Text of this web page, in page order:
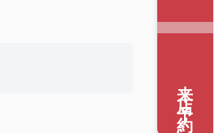
来店予約